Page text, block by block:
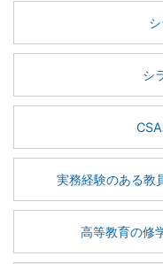
シ
CSA
実務経験のある教
高等教育の修